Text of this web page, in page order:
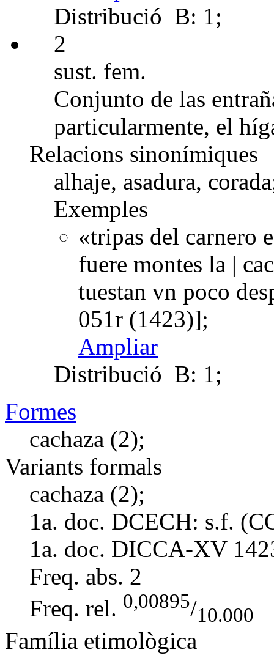
Distribució B: 1;
2
sust. fem.
Conjunto de las
particularmente, el
Relacions sinonímiques
alhaje, asadura,
Exemples
«tripas del carnero
fuere montes la |
tuestan vn poco
051r (1423)];
Ampliar
Distribució B: 1;
Formes
cachaza (2);
Variants formals
cachaza (2);
1a. doc. DCECH: s.f.
1a. doc. DICCA-XV
Freq. abs. 2
Freq. rel. 0,00895/10.000
Família etimològica